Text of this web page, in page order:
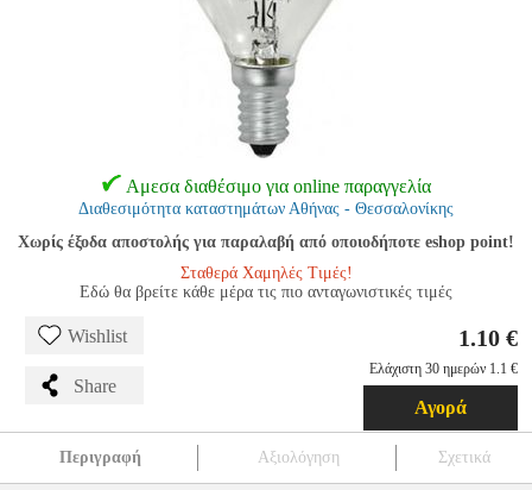
Αμεσα διαθέσιμο για online παραγγελία
Διαθεσιμότητα καταστημάτων Αθήνας - Θεσσαλονίκης
Χωρίς έξοδα αποστολής για παραλαβή από οποιοδήποτε eshop point!
Σταθερά Χαμηλές Τιμές!
Εδώ θα βρείτε κάθε μέρα τις πιο ανταγωνιστικές τιμές
Wishlist
Share
1.10 €
Ελάχιστη 30 ημερών 1.1 €
Αγορά
Περιγραφή Αξιολόγηση Σχετικά